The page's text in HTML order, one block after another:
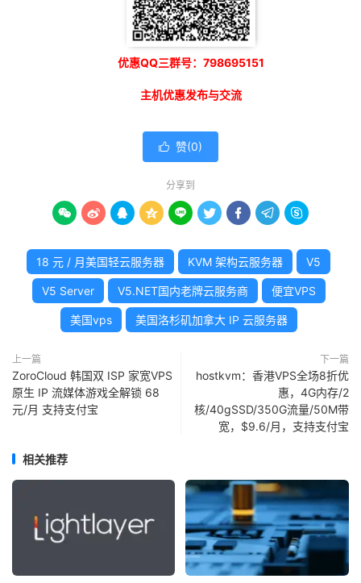
优惠QQ三群号：798695151
主机优惠发布与交流
 赞(0)
分享到
        
18 元 / 月美国轻云服务器 KVM 架构云服务器 V5
V5 Server V5.NET国内老牌云服务商 便宜VPS
美国vps 美国洛杉矶加拿大 IP 云服务器
上一篇
ZoroCloud 韩国双 ISP 家宽VPS
原生 IP 流媒体游戏全解锁 68
元/月 支持支付宝
下一篇
hostkvm：香港VPS全场8折优
惠，4G内存/2
核/40gSSD/350G流量/50M带
宽，$9.6/月，支持支付宝
相关推荐